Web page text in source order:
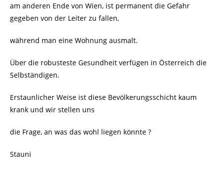
am anderen Ende von Wien, ist permanent die Gefahr
gegeben von der Leiter zu fallen,
während man eine Wohnung ausmalt.
Über die robusteste Gesundheit verfügen in Österreich die
Selbständigen.
Erstaunlicher Weise ist diese Bevölkerungsschicht kaum
krank und wir stellen uns
die Frage, an was das wohl liegen könnte ?
Stauni